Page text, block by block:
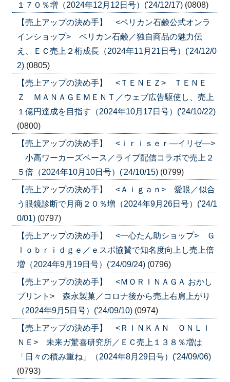
１７０％増（2024年12月12日号）('24/12/17) (0808)
【売上アップの決め手】 <ペリカン石鹸公式オンラ
インショップ> ペリカン石鹸／独自商品の魅力伝
え、ＥＣ売上２桁成長（2024年11月21日号）('24/12/0
2) (0805)
【売上アップの決め手】 <ＴＥＮＥＺ> ＴＥＮＥ
Ｚ ＭＡＮＡＧＥＭＥＮＴ／ウェブ広告駆使し、売上
１億円達成を目指す（2024年10月17日号）('24/10/22)
(0800)
【売上アップの決め手】 <ｉｒｉｓｅｒ―イリゼ―>
小高ワーカーズベース／ライブ配信コラボで売上２
５倍（2024年10月10日号）('24/10/15) (0799)
【売上アップの決め手】 <Ａｉｇａｎ> 愛眼／似合
う眼鏡診断で月商２０％増（2024年9月26日号）('24/1
0/01) (0797)
【売上アップの決め手】 <一心たん助ショップ> Ｇ
ｌｏｂｒｉｄｇｅ／ｅスポ協賛で知名度向上し売上倍
増（2024年9月19日号）('24/09/24) (0796)
【売上アップの決め手】 <ＭＯＲＩＮＡＧＡ おかし
プリント> 森永製菓／コロナ後から売上右肩上がり
（2024年9月5日号）('24/09/10) (0974)
【売上アップの決め手】 <ＲＩＮＫＡＮ ＯＮＬＩ
ＮＥ> 未来ガ驚喜研究所／ＥＣ売上１３８％増は
「日々の積み重ね」（2024年8月29日号）('24/09/06)
(0793)